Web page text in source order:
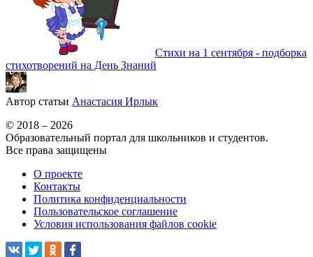
Стихи на 1 сентября - подборка
стихотворений на День Знаний
Автор статьи Анастасия Ирлык
© 2018 – 2026
Образовательный портал для школьников и студентов.
Все права защищены
О проекте
Контакты
Политика конфиденциальности
Пользовательское соглашение
Условия использования файлов cookie